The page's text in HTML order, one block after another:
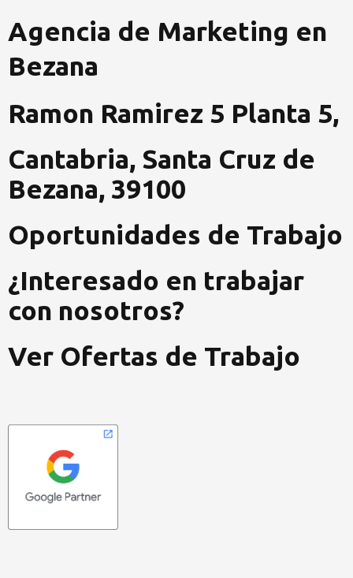
Agencia de Marketing en
Bezana
Ramon Ramirez 5 Planta 5,
Cantabria, Santa Cruz de
Bezana, 39100
Oportunidades de Trabajo
¿Interesado en trabajar
con nosotros?
Ver Ofertas de Trabajo